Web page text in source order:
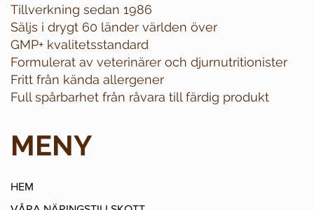
Tillverkning sedan 1986
Säljs i drygt 60 länder världen över
GMP+ kvalitetsstandard
Formulerat av veterinärer och djurnutritionister
Fritt från kända allergener
Full spårbarhet från råvara till färdig produkt
MENY
HEM